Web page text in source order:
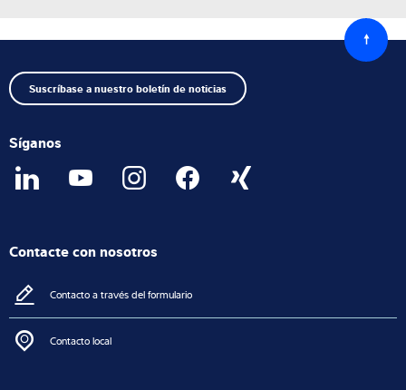
Volver
al
Suscríbase a nuestro boletín de noticias
Síganos
Contacte con nosotros
Contacto a través del formulario
Contacto local